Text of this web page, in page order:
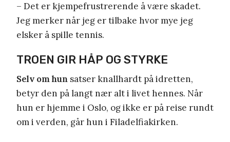
– Det er kjempefrustrerende å være skadet.
Jeg merker når jeg er tilbake hvor mye jeg
elsker å spille tennis.
TROEN GIR HÅP OG STYRKE
Selv om hun satser knallhardt på idretten,
betyr den på langt nær alt i livet hennes. Når
hun er hjemme i Oslo, og ikke er på reise rundt
om i verden, går hun i Filadelfiakirken.